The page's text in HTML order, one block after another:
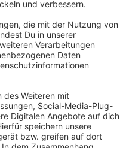
Anspruch auf
Individualreisen und
Die Frage ist: Kann die
die Leistung
aus mit einer